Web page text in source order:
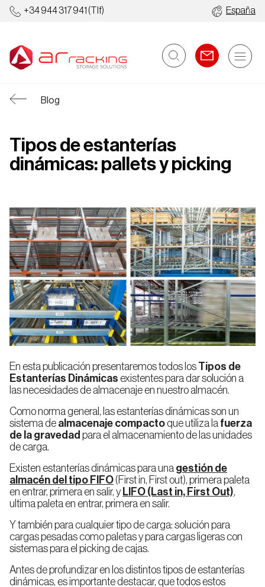
+34 944 317 941 (Tlf) España
Estanterías
Industriales
Metálicas
Estanterías
para
Palets
para
Palets
Estanterías
de
Pasillo
Estrecho
Estanterías
de
Profundidad
Estanterías
Compactas
Drive
Almacenes
Automatizados
Automáticos
para
Palets
Almacenes
Autoportantes
Sistema
para
Palets
AS/RS
Automáticos
para
Sistema
Almacenamiento
Alimentación
y Bebidas
Automoción
Logística,
Transporte
E-
commerce
y
Cosmética
Manufacturera
Almacenaje
en Frío
Empresa Calidad
nosotros
Noticias Blog
Blog
Tipos de estanterías
dinámicas: pallets y picking
En esta publicación presentaremos todos los Tipos de
Estanterías Dinámicas existentes para dar solución a
las necesidades de almacenaje en nuestro almacén.
Como norma general, las estanterías dinámicas son un
sistema de almacenaje compactoque utiliza la fuerza
de la gravedad para el almacenamiento de las unidades
de carga.
Existen estanterías dinámicas para una gestión de
almacén del tipo FIFO(First in, First out), primera paleta
en entrar, primera en salir, y LIFO (Last in, First Out),
ultima paleta en entrar, primera en salir.
Y también para cualquier tipo de carga: solución para
cargas pesadas como paletas y para cargas ligeras con
sistemas para el picking de cajas.
Antes de profundizar en los distintos tipos de estanterías
dinámicas, es importante destacar, que todos estos